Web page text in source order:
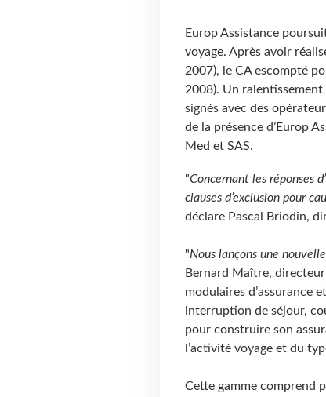
Europ Assistance
voyage. Après avoir
2007), le CA escompté
2008). Un
signés avec des
de la présence d’Europ
Med et SAS.
"Concernant les réponses
clauses d’exclusion pour
déclare Pascal Briodin,
"Nous lançons une
Bernard Maître,
modulaires d’assurance
interruption de séjour,
pour construire son
l’activité voyage et du
Cette gamme comprend